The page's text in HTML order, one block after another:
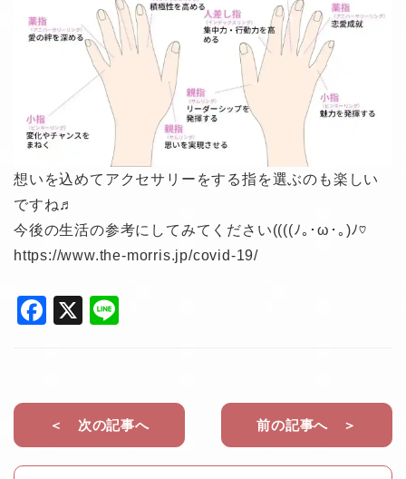
想いを込めてアクセサリーをする指を選ぶのも楽しい
ですね♬︎
今後の生活の参考にしてみてください((((ﾉ｡･ω･｡)ﾉ♡
https://www.the-morris.jp/covid-19/
F
e
b
o
X
＜ 次の記事へ 前の記事へ ＞